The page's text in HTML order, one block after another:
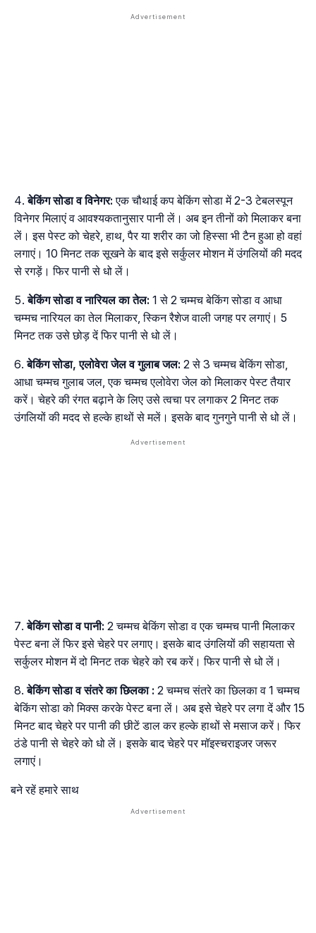
बेकिंग सोडा व विनेगर: एक चौथाई कप बेकिंग सोडा में 2-3 टेबलस्पून
विनेगर मिलाएं व आवश्यकतानुसार पानी लें। अब इन तीनों को मिलाकर बना
लें। इस पेस्ट को चेहरे, हाथ, पैर या शरीर का जो हिस्सा भी टैन हुआ हो वहां
लगाएं। 10 मिनट तक सूखने के बाद इसे सर्कुलर मोशन में उंगलियों की मदद
से रगड़ें। फिर पानी से धो लें।
बेकिंग सोडा व नारियल का तेल: 1 से 2 चम्मच बेकिंग सोडा व आधा
चम्मच नारियल का तेल मिलाकर, स्किन रैशेज वाली जगह पर लगाएं। 5
मिनट तक उसे छोड़ दें फिर पानी से धो लें।
बेकिंग सोडा, एलोवेरा जेल व गुलाब जल: 2 से 3 चम्मच बेकिंग सोडा,
आधा चम्मच गुलाब जल, एक चम्मच एलोवेरा जेल को मिलाकर पेस्ट तैयार
करें। चेहरे की रंगत बढ़ाने के लिए उसे त्वचा पर लगाकर 2 मिनट तक
उंगलियों की मदद से हल्के हाथों से मलें। इसके बाद गुनगुने पानी से धो लें।
बेकिंग सोडा व पानी: 2 चम्मच बेकिंग सोडा व एक चम्मच पानी मिलाकर
पेस्ट बना लें फिर इसे चेहरे पर लगाए। इसके बाद उंगलियों की सहायता से
सर्कुलर मोशन में दो मिनट तक चेहरे को रब करें। फिर पानी से धो लें।
बेकिंग सोडा व संतरे का छिलका : 2 चम्मच संतरे का छिलका व 1 चम्मच
बेकिंग सोडा को मिक्स करके पेस्ट बना लें। अब इसे चेहरे पर लगा दें और 15
मिनट बाद चेहरे पर पानी की छीटें डाल कर हल्के हाथों से मसाज करें। फिर
ठंडे पानी से चेहरे को धो लें। इसके बाद चेहरे पर मॉइस्चराइजर जरूर
लगाएं।
बने रहें हमारे साथ